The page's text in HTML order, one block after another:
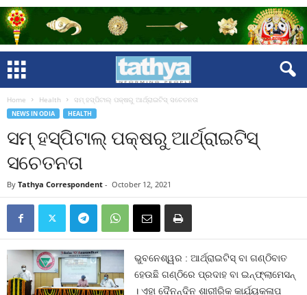
Home Health ସମ୍ ହସ୍ପିଟାଲ୍ ପକ୍ଷରୁ ଆର୍ଥ୍ରାଇଟିସ୍ ସଚେତନତା
NEWS IN ODIA HEALTH
ସମ୍ ହସ୍ପିଟାଲ୍ ପକ୍ଷରୁ ଆର୍ଥ୍ରାଇଟିସ୍
ସଚେତନତା
By Tathya Correspondent - October 12, 2021
ଭୁବନେଶ୍ୱର : ଆର୍ଥ୍ରାଇଟିସ୍ ବା ଗଣ୍ଠିବାତ
ହେଉଛି ଗଣ୍ଠିରେ ପ୍ରଦାହ ବା ଇନ୍‌ଫ୍ଲାମେସନ୍
। ଏହା ଦୈନନ୍ଦିନ ଶାରୀରିକ କାର୍ଯ୍ୟକଳାପ